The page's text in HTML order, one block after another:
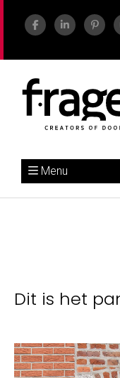
Menu
Dit is het